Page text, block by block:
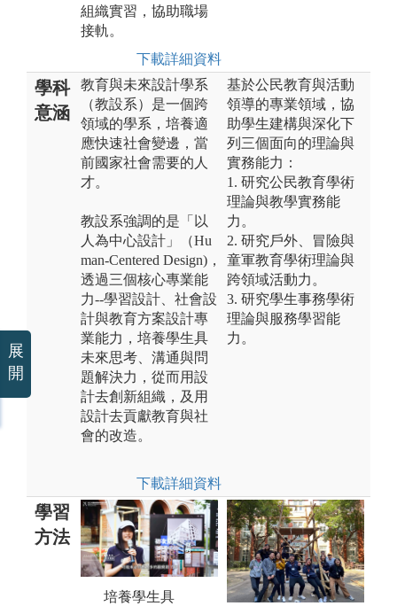
組織實習，協助職場
接軌。
下載詳細資料
學科
意涵
教育與未來設計學系
（教設系）是一個跨
領域的學系，培養適
應快速社會變邊，當
前國家社會需要的人
才。
教設系強調的是「以
人為中心設計」（Hu
man-Centered Design)，
透過三個核心專業能
力--學習設計、社會設
計與教育方案設計專
業能力，培養學生具
未來思考、溝通與問
題解決力，從而用設
計去創新組織，及用
設計去貢獻教育與社
會的改造。
下載詳細資料
基於公民教育與活動
領導的專業領域，協
助學生建構與深化下
列三個面向的理論與
實務能力：
1. 研究公民教育學術
理論與教學實務能
力。
2. 研究戶外、冒險與
童軍教育學術理論與
跨領域活動力。
3. 研究學生事務學術
理論與服務學習能
力。
學習
方法
培養學生具
展
開